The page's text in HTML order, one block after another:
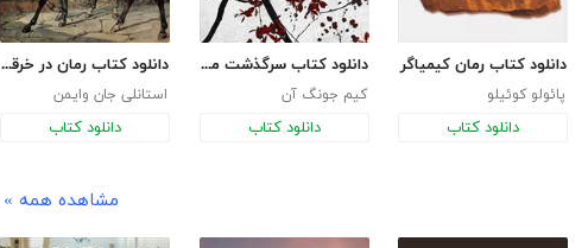
دانلود کتاب رمان کیمیاگر
پائولو کوئیلو
دانلود کتاب
دانلود کتاب سرگذشت ملکه اینهیون
کیم جونگ آن
دانلود کتاب
دانلود کتاب رمان در خرقه سرخ رنگ
استانلی جان وایمن
دانلود کتاب
مشاهده همه »